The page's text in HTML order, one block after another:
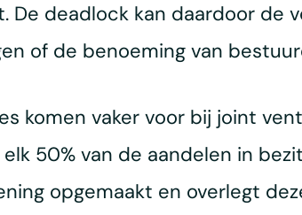
De deadlock kan daardoor de
of de benoeming van
komen vaker voor bij joint
50% van de aandelen in
opgemaakt en overlegt